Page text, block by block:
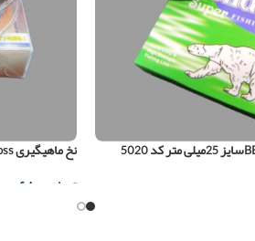
نخ ماهیگیری boss سایز 30 کد 5026
تومان
۶۸.۰۰۰